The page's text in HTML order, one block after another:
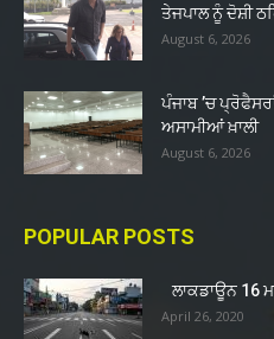
ਤੇਜਪਾਲ ਨੂੰ ਦੋਸ਼ੀ
August 6, 2026
ਪੰਜਾਬ ’ਚ
ਅਸਾਮੀਆਂ ਖ਼ਾਲੀ
August 6, 2026
POPULAR POSTS
ਲਾਕਡਾਊਨ 16
April 26, 2020